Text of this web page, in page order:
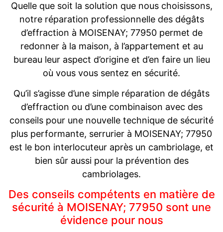
Quelle que soit la solution que nous choisissons,
notre réparation professionnelle des dégâts
d’effraction à MOISENAY; 77950 permet de
redonner à la maison, à l’appartement et au
bureau leur aspect d’origine et d’en faire un lieu
où vous vous sentez en sécurité.
Qu’il s’agisse d’une simple réparation de dégâts
d’effraction ou d’une combinaison avec des
conseils pour une nouvelle technique de sécurité
plus performante, serrurier à MOISENAY; 77950
est le bon interlocuteur après un cambriolage, et
bien sûr aussi pour la prévention des
cambriolages.
Des conseils compétents en matière de
sécurité à MOISENAY; 77950 sont une
évidence pour nous